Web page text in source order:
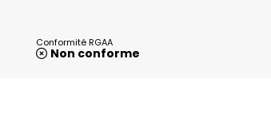
Conformité RGAA
Non conforme